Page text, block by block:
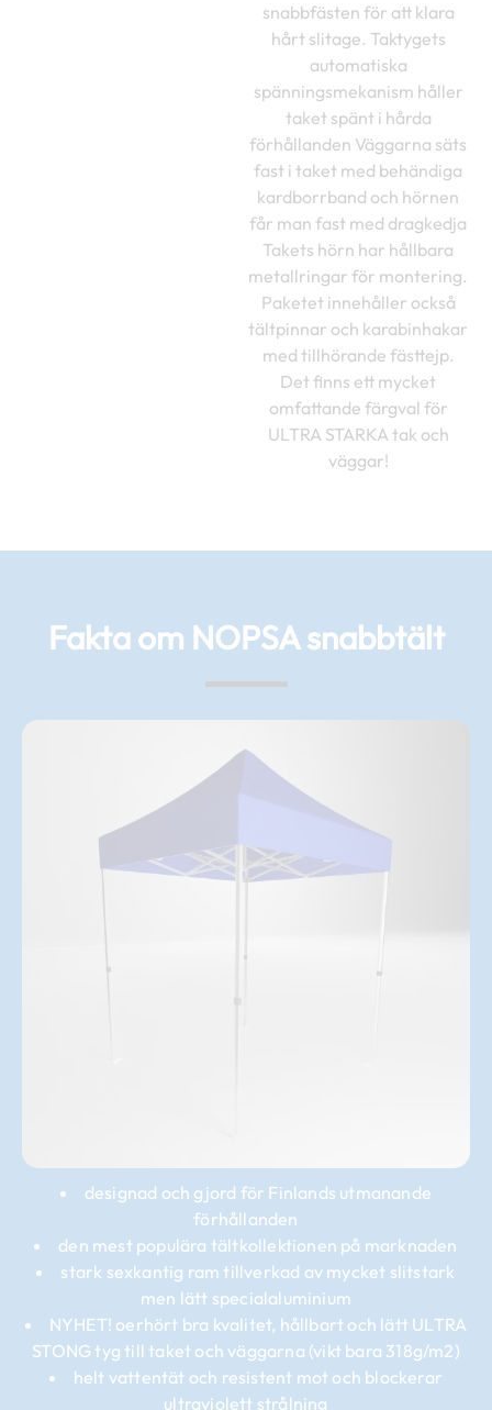
snabbfästen för att klara
hårt slitage. Taktygets
automatiska
spänningsmekanism håller
taket spänt i hårda
förhållanden Väggarna säts
fast i taket med behändiga
kardborrband och hörnen
får man fast med dragkedja
Takets hörn har hållbara
metallringar för montering.
Paketet innehåller också
tältpinnar och karabinhakar
med tillhörande fästtejp.
Det finns ett mycket
omfattande färgval för
ULTRA STARKA tak och
väggar!
Fakta om NOPSA snabbtält
designad och gjord för Finlands utmanande
förhållanden
den mest populära tältkollektionen på marknaden
stark sexkantig ram tillverkad av mycket slitstark
men lätt specialaluminium
NYHET! oerhört bra kvalitet, hållbart och lätt ULTRA
STONG tyg till taket och väggarna (vikt bara 318g/m2)
helt vattentät och resistent mot och blockerar
ultraviolett strålning